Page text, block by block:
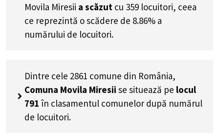
Movila Miresii a scăzut cu 359 locuitori, ceea
ce reprezintă o scădere de 8.86% a
numărului de locuitori.
Dintre cele 2861 comune din România,
Comuna Movila Miresii se situează pe locul
791 în clasamentul comunelor după numărul
de locuitori.